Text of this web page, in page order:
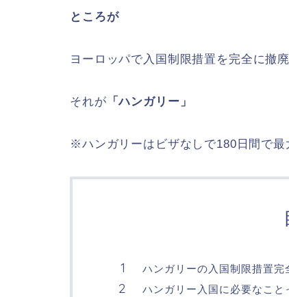
ところが
ヨーロッパで入国制限措置を完全に撤
それが 「ハンガリー」
※ハンガリーはビザなしで180日間で最
ハンガリーの入国制限措置完
ハンガリー入国に必要なこと